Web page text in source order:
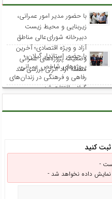
با حضور مدیر امور عمرانی،
زیربنایی و محیط زیست
دبیرخانه شورای‌عالی مناطق
آزاد و ویژه اقتصادی؛ آخرین
وضعیت پروژه‌های عمرانی
منطقه آزاد انزلی بررسی شد
با حضور استاندار گیلان ؛
پروژه‌های شاخص عمرانی،
رفاهی و فرهنگی در زندان‌های
گیلان افتتاح شد
کنید
-
داده نخواهد شد -